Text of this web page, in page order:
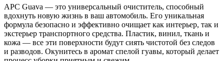
APC Guava — это универсальный очиститель, способный
вдохнуть новую жизнь в ваш автомобиль. Его уникальная
формула безопасно и эффективно очищает как интерьер, так и
экстерьер транспортного средства. Пластик, винил, ткань и
кожа — все эти поверхности будут сиять чистотой без следов
и разводов. Окунитесь в аромат спелой гуавы, который делает